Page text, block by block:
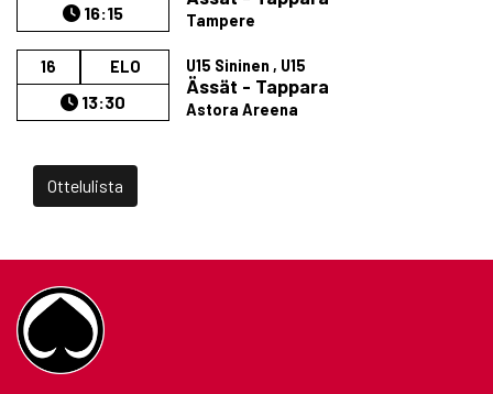
16:15 Tampere
16 ELO
13:30
U15 Sininen , U15
Ässät - Tappara
Astora Areena
Ottelulista